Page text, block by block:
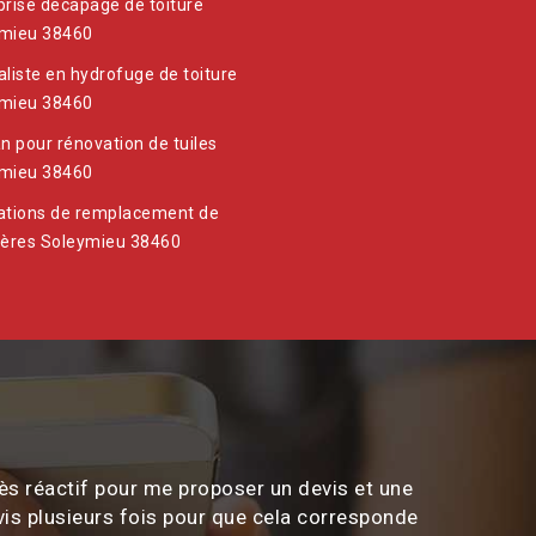
decapage de toiture
38460
en hydrofuge de toiture
38460
pour rénovation de tuiles
38460
de remplacement de
Soleymieu 38460
réactif pour me proposer un devis et une
plusieurs fois pour que cela corresponde